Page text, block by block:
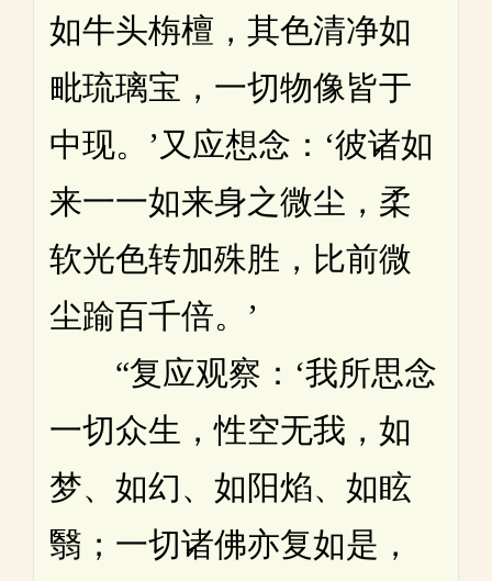
如牛头栴檀，其色清净如
毗琉璃宝，一切物像皆于
中现。’又应想念：‘彼诸如
来一一如来身之微尘，柔
软光色转加殊胜，比前微
尘踰百千倍。’
“复应观察：‘我所思念
一切众生，性空无我，如
梦、如幻、如阳焰、如眩
翳；一切诸佛亦复如是，